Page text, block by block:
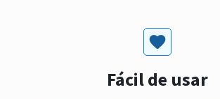
Fácil de usar